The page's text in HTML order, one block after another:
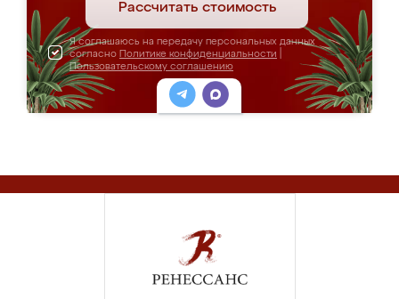
Рассчитать стоимость
Я соглашаюсь на передачу персональных данных
согласно Политике конфиденциальности
Пользовательскому соглашению